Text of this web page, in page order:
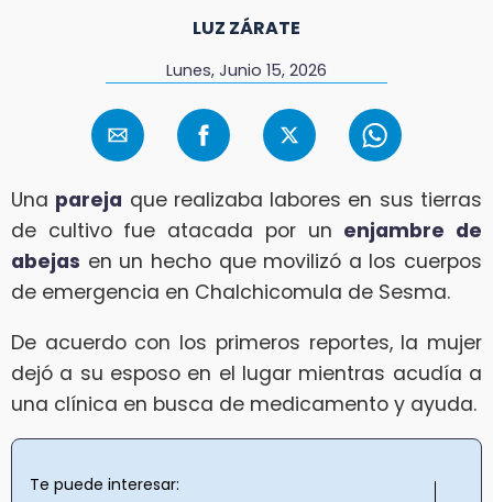
LUZ ZÁRATE
Lunes, Junio 15, 2026
Una pareja que realizaba labores en sus tierras
de cultivo fue atacada por un enjambre de
abejas en un hecho que movilizó a los cuerpos
de emergencia en Chalchicomula de Sesma.
De acuerdo con los primeros reportes, la mujer
dejó a su esposo en el lugar mientras acudía a
una clínica en busca de medicamento y ayuda.
Te puede interesar: